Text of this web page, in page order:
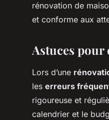
rénovation de
et conforme aux
Astuces
Lors d’une
les erreurs
rigoureuse et
calendrier et le